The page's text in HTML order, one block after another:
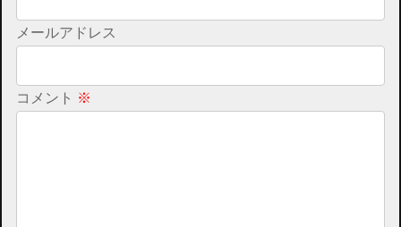
メールアドレス
コメント ※